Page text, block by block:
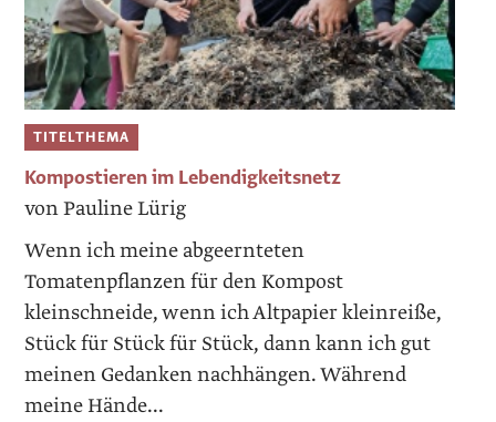
TITELTHEMA
Kompostieren im Lebendigkeitsnetz
von Pauline Lürig
Wenn ich meine abgeernteten
Tomatenpflanzen für den Kompost
kleinschneide, wenn ich Altpapier kleinreiße,
Stück für Stück für Stück, dann kann ich gut
meinen Gedanken nachhängen. Während
meine Hände...